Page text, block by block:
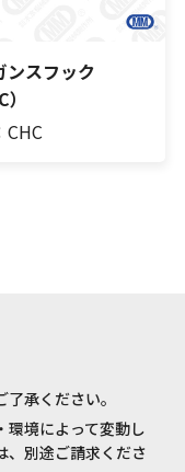
ンスフック
CHC
承ください。
境によって変動し
、別途ご請求くださ